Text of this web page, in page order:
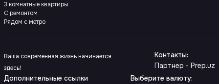
3 комнатные квартиры
С ремонтом
Рядом с метро
Ваша современная жизнь начинается
здесь!
Контакты:
Партнер - Prep.uz
Дополнительные ссылки
Выберите валюту: